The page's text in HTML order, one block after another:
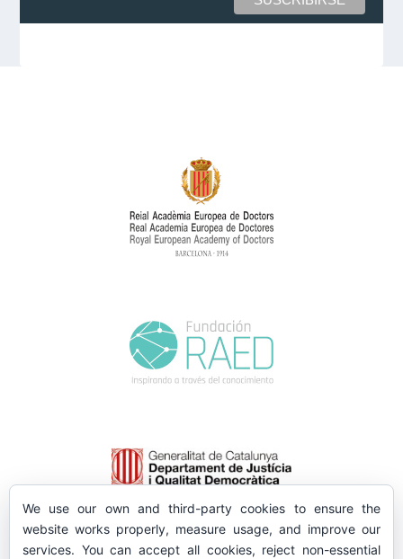
We use our own and third-party cookies to ensure the
website works properly, measure usage, and improve our
services. You can accept all cookies, reject non-essential